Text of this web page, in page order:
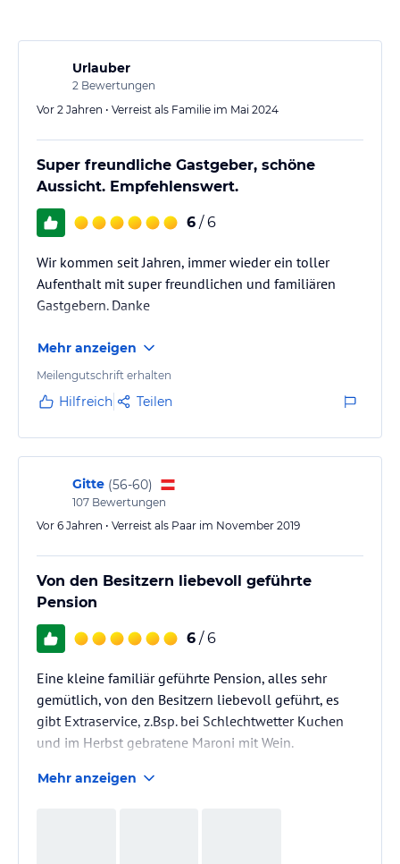
Urlauber
2 Bewertungen
Vor 2 Jahren • Verreist als Familie im Mai 2024
Super freundliche Gastgeber, schöne
Aussicht. Empfehlenswert.
6 / 6
Wir kommen seit Jahren, immer wieder ein toller
Aufenthalt mit super freundlichen und familiären
Gastgebern. Danke
Mehr anzeigen
Meilengutschrift erhalten
Hilfreich Teilen
Gitte (56-60)
107 Bewertungen
Vor 6 Jahren • Verreist als Paar im November 2019
Von den Besitzern liebevoll geführte
Pension
6 / 6
Eine kleine familiär geführte Pension, alles sehr
gemütlich, von den Besitzern liebevoll geführt, es
gibt Extraservice, z.Bsp. bei Schlechtwetter Kuchen
und im Herbst gebratene Maroni mit Wein.
Mehr anzeigen